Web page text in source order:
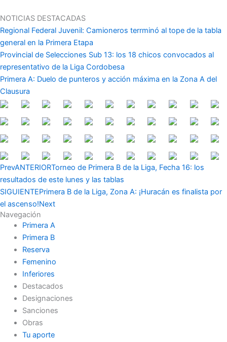
al
contenido
NOTICIAS DESTACADAS
Regional Federal Juvenil: Camioneros terrminó al tope de la tabla
general en la Primera Etapa
Provincial de Selecciones Sub 13: los 18 chicos convocados al
representativo de la Liga Cordobesa
Primera A: Duelo de punteros y acción máxima en la Zona A del
Clausura
PrevANTERIORTorneo de Primera B de la Liga, Fecha 16: los
resultados de este lunes y las tablas
SIGUIENTEPrimera B de la Liga, Zona A: ¡Huracán es finalista por
el ascenso!Next
Navegación
Primera A
Primera B
Reserva
Femenino
Inferiores
Destacados
Designaciones
Sanciones
Obras
Tu aporte